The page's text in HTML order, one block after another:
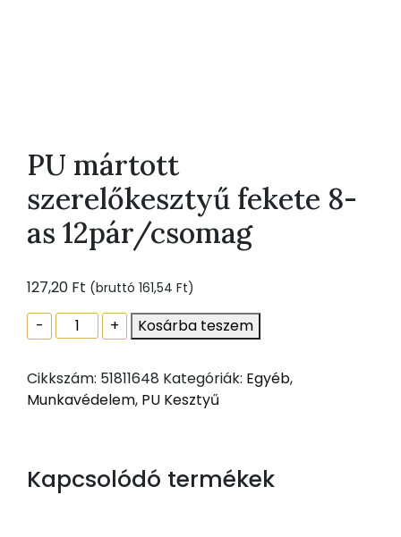
PU mártott
szerelőkesztyű fekete 8-
as 12pár/csomag
127,20 Ft (bruttó 161,54 Ft)
-
PU
mártott
fekete
8-
mennyiség
+ Kosárba teszem
Cikkszám: 51811648 Kategóriák: Egyéb,
Munkavédelem, PU Kesztyű
Kapcsolódó termékek